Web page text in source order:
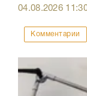
04.08.2026
Комментарии